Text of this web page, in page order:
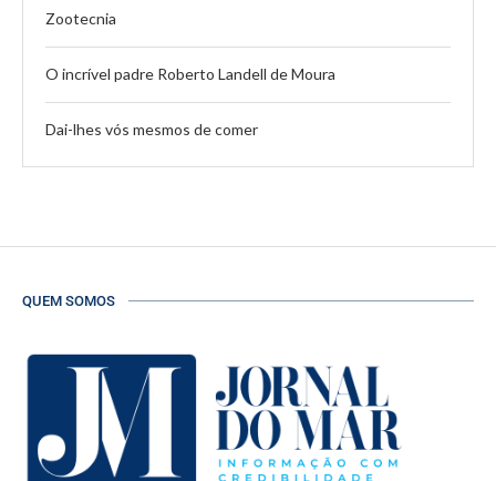
Zootecnia
O incrível padre Roberto Landell de Moura
Dai-lhes vós mesmos de comer
QUEM SOMOS